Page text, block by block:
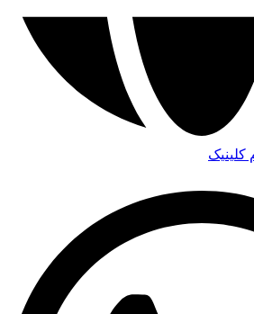
کلینیک